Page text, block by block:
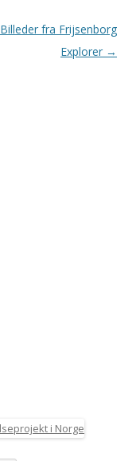
Billeder fra Frijsenborg
Explorer →